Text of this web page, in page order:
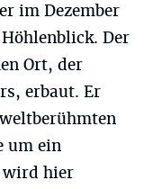
im Dezember
Der
Ort, der
erbaut. Er
um ein
wird hier